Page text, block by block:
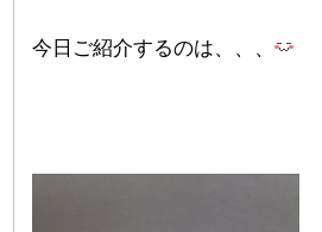
今日ご紹介するのは、、、